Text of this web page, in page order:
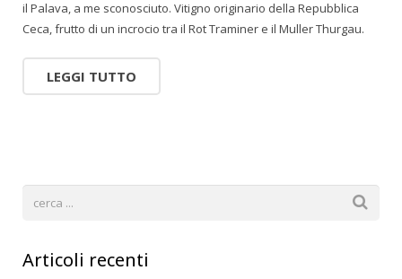
il Palava, a me sconosciuto. Vitigno originario della Repubblica
Ceca, frutto di un incrocio tra il Rot Traminer e il Muller Thurgau.
LEGGI TUTTO
Articoli recenti